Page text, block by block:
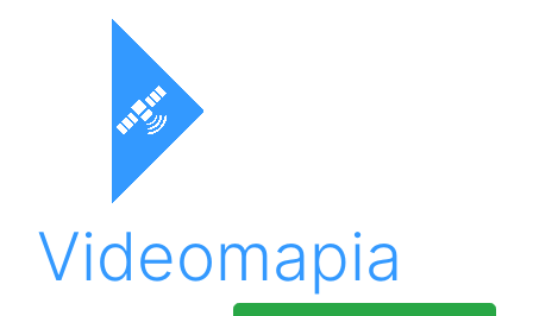
Videomapia